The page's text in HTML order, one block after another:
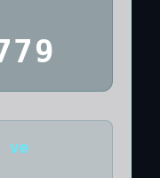
ve